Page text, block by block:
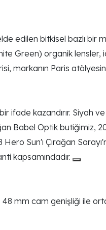
edilen bitkisel bazlı bir
Green) organik
markanın Paris
ifade kazandırır. Siyah
Babel Optik butiğimiz,
Sun'ı Çırağan
kapsamındadır.
mm cam genişliği ile